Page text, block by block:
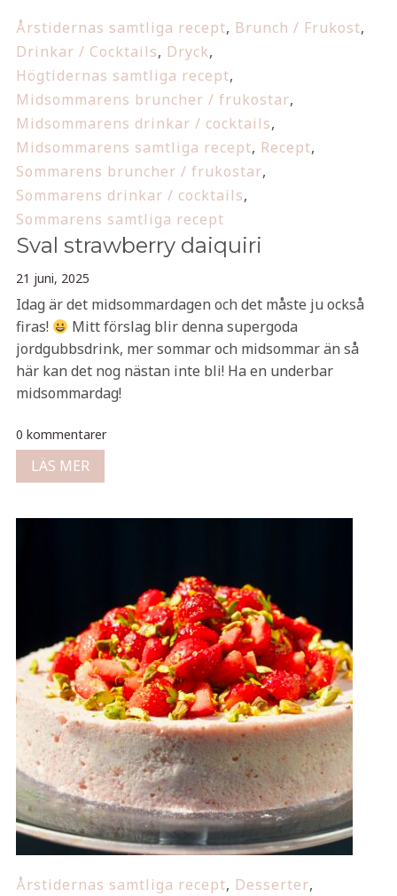
Årstidernas samtliga recept, Brunch / Frukost,
Drinkar / Cocktails, Dryck,
Högtidernas samtliga recept,
Midsommarens bruncher / frukostar,
Midsommarens drinkar / cocktails,
Midsommarens samtliga recept, Recept,
Sommarens bruncher / frukostar,
Sommarens drinkar / cocktails,
Sommarens samtliga recept
Sval strawberry daiquiri
21 juni, 2025
Idag är det midsommardagen och det måste ju också
firas!
Mitt förslag blir denna supergoda
jordgubbsdrink, mer sommar och midsommar än så
här kan det nog nästan inte bli! Ha en underbar
midsommardag!
0 kommentarer
LÄS MER
Årstidernas samtliga recept, Desserter,